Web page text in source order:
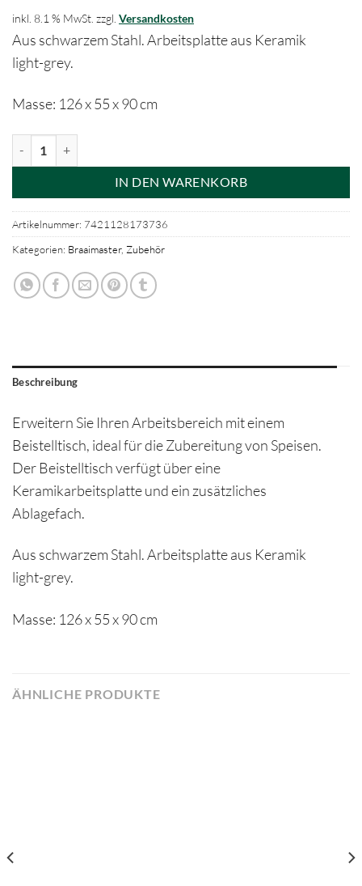
inkl. 8.1 % MwSt. zzgl. Versandkosten
Aus schwarzem Stahl. Arbeitsplatte aus Keramik
light-grey.
Masse: 126 x 55 x 90 cm
IN DEN WARENKORB
Artikelnummer: 7421128173736
Kategorien: Braaimaster, Zubehör
Beschreibung
Erweitern Sie Ihren Arbeitsbereich mit einem
Beistelltisch, ideal für die Zubereitung von Speisen.
Der Beistelltisch verfügt über eine
Keramikarbeitsplatte und ein zusätzliches
Ablagefach.
Aus schwarzem Stahl. Arbeitsplatte aus Keramik
light-grey.
Masse: 126 x 55 x 90 cm
ÄHNLICHE PRODUKTE